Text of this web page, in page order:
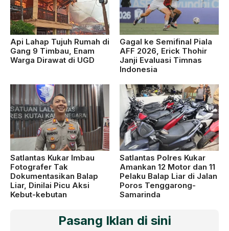
Api Lahap Tujuh Rumah di
Gang 9 Timbau, Enam
Warga Dirawat di UGD
Gagal ke Semifinal Piala
AFF 2026, Erick Thohir
Janji Evaluasi Timnas
Indonesia
Satlantas Kukar Imbau
Fotografer Tak
Dokumentasikan Balap
Liar, Dinilai Picu Aksi
Kebut-kebutan
Satlantas Polres Kukar
Amankan 12 Motor dan 11
Pelaku Balap Liar di Jalan
Poros Tenggarong-
Samarinda
Pasang Iklan di sini